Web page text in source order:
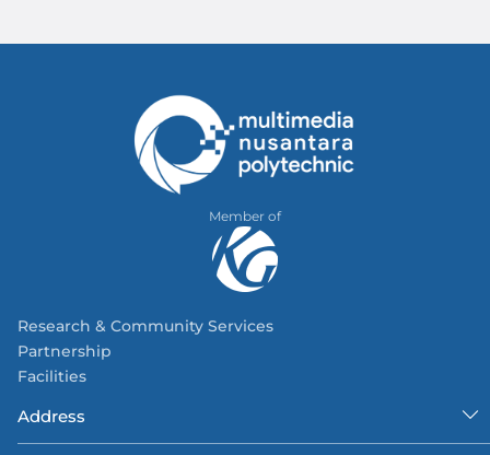
Member of
Research & Community Services
Partnership
Facilities
Address